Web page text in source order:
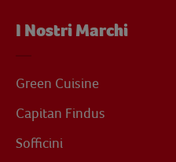
I Nostri Marchi
Green Cuisine
Capitan Findus
Sofficini